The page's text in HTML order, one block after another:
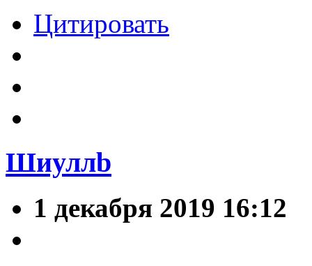
Цитировать
Шиуллb
1 декабря 2019 16:12